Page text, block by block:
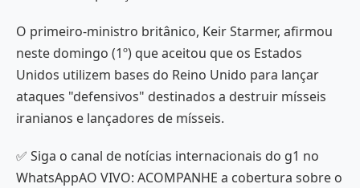
O primeiro-ministro britânico, Keir Starmer, afirmou
neste domingo (1º) que aceitou que os Estados
Unidos utilizem bases do Reino Unido para lançar
ataques "defensivos" destinados a destruir mísseis
iranianos e lançadores de mísseis.
✅ Siga o canal de notícias internacionais do g1 no
WhatsAppAO VIVO: ACOMPANHE a cobertura sobre o